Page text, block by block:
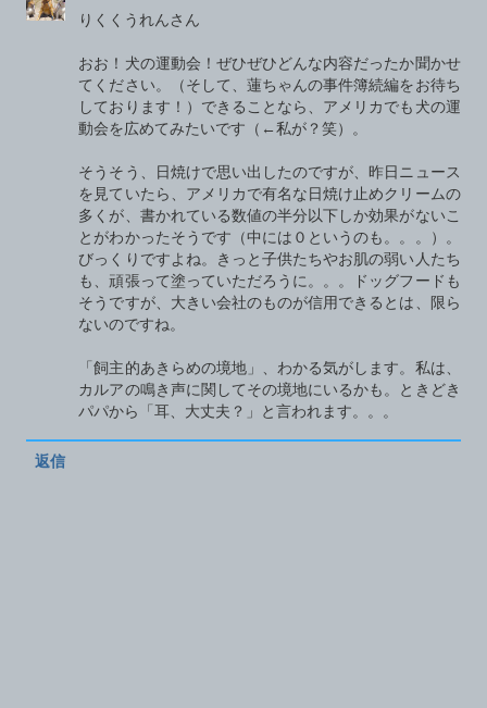
りくくうれんさん
おお！犬の運動会！ぜひぜひどんな内容だったか聞かせ
てください。（そして、蓮ちゃんの事件簿続編をお待ち
しております！）できることなら、アメリカでも犬の運
動会を広めてみたいです（←私が？笑）。
そうそう、日焼けで思い出したのですが、昨日ニュース
を見ていたら、アメリカで有名な日焼け止めクリームの
多くが、書かれている数値の半分以下しか効果がないこ
とがわかったそうです（中には０というのも。。。）。
びっくりですよね。きっと子供たちやお肌の弱い人たち
も、頑張って塗っていただろうに。。。ドッグフードも
そうですが、大きい会社のものが信用できるとは、限ら
ないのですね。
「飼主的あきらめの境地」、わかる気がします。私は、
カルアの鳴き声に関してその境地にいるかも。ときどき
パパから「耳、大丈夫？」と言われます。。。
返信